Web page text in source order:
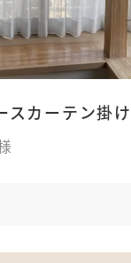
カーテン掛け